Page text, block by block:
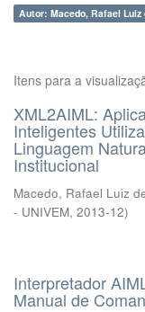
Autor: Macedo, Rafael Luiz
Itens para a
XML2AIML:
Inteligentes
Linguagem
Institucional
Macedo, Rafael Luiz
- UNIVEM, 2013-12)
Interpretador
Manual de